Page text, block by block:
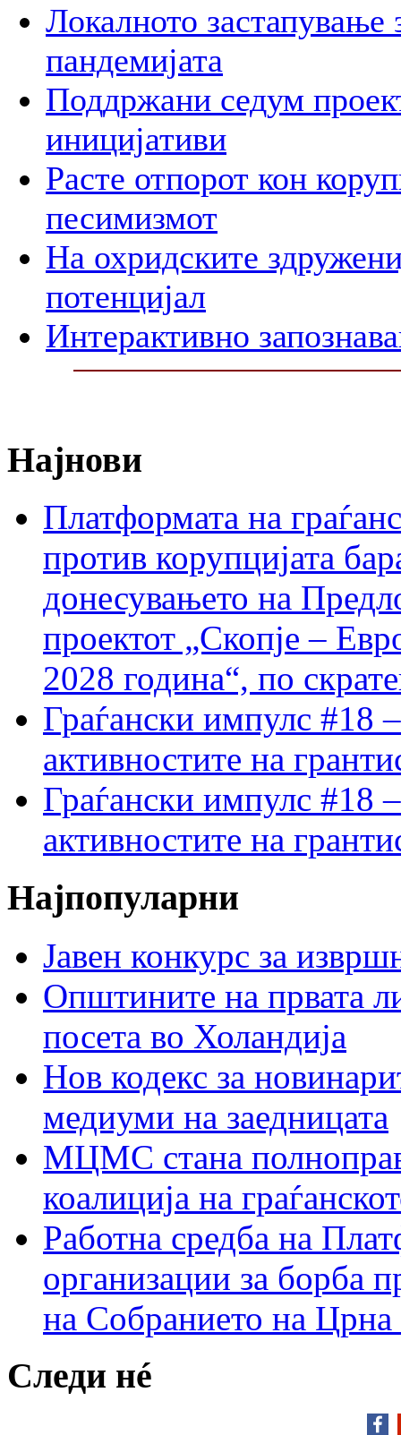
Локалното застапување
пандемијата
Поддржани седум
иницијативи
Расте отпорот кон
песимизмот
На охридските
потенцијал
Интерактивно
Најнови
Платформата на
против корупцијата
донесувањето на
проектот „Скопје –
2028 година“, по
Граѓански импулс #18
активностите на
Граѓански импулс #18
активностите на
Најпопуларни
Јавен конкурс за
Општините на првата
посета во Холандија
Нов кодекс за
медиуми на заедницата
МЦМС стана
коалиција на
Работна средба на
организации за борба
на Собранието на Црна
Следи нé